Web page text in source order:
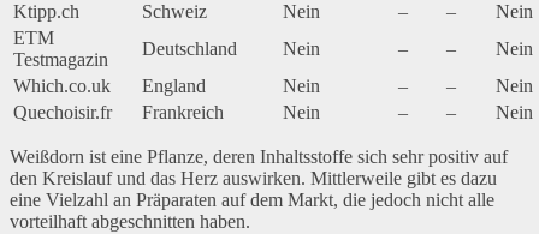
Ktipp.ch
Schweiz Nein – –
Nein
ETM
Testmagazin
Deutschland Nein – –
Nein
Which.co.uk
England Nein – –
Nein
Quechoisir.fr
Frankreich Nein – – Nein
Weißdorn ist eine Pflanze, deren Inhaltsstoffe sich sehr positiv auf
den Kreislauf und das Herz auswirken. Mittlerweile gibt es dazu
eine Vielzahl an Präparaten auf dem Markt, die jedoch nicht alle
vorteilhaft abgeschnitten haben.